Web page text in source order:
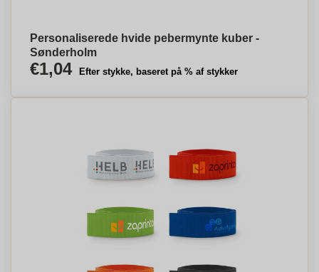
Personaliserede hvide pebermynte kuber -
Sønderholm
€1,04 Efter stykke, baseret på % af stykker